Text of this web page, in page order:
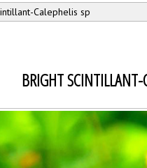
Calephelis sp
BRIGHT SCINTILLANT-